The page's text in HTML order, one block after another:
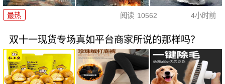
最热 阅读 10562 4小时前
双十一现货专场真如平台商家所说的那样吗？